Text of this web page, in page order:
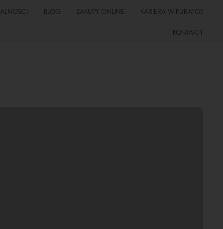
BLOG ZAKUPY ONLINE KARIERA W PURATOS
KONTAKTY